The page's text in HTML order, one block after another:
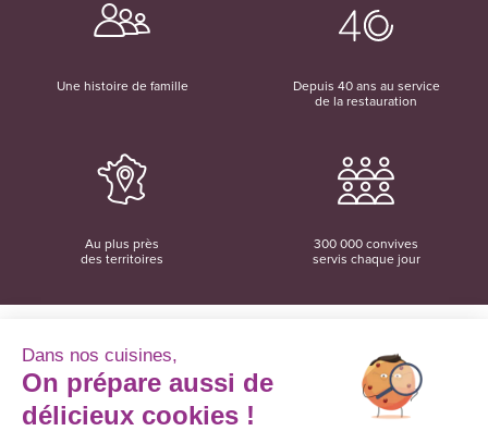
Une histoire de famille
Depuis 40 ans au service
de la restauration
Au plus près
des territoires
300 000 convives
servis chaque jour
Convivio
12 rue du Domaine
Dans nos cuisines,
On prépare aussi de
délicieux cookies !